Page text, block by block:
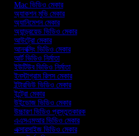
Mac ভিডিও মেকার
অ্যাকশন মুভি মেকার
অ্যানিমেশন মেকার
অ্যান্ড্রয়েড ভিডিও মেকার
আউট্রো মেকার
আনবক্সিং ভিডিও মেকার
আর্ট ভিডিও নির্মাতা
ইউটিউব ভিডিও নির্মাতা
ইনস্টাগ্রাম রিলস মেকার
ইন্টারভিউ ভিডিও মেকার
ইন্ট্রো মেকার
উইন্ডোজ ভিডিও মেকার
উচ্চারণ ভিডিও প্রস্তুতকারক
এএসএমআর ভিডিও মেকার
এক্সারসাইজ ভিডিও মেকার